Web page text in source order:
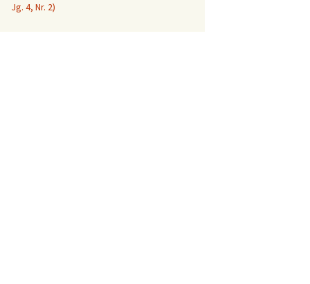
Jg. 4, Nr. 2)